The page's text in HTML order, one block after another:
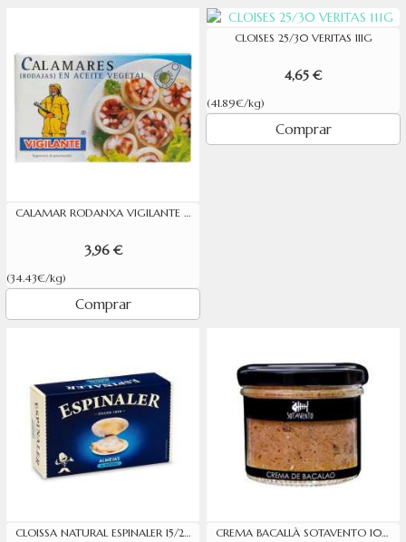
CALAMAR RODANXA VIGILANTE 115 GR
3,96 €
(34.43€/kg)
Comprar
CLOISES 25/30 VERITAS 111G
4,65 €
(41.89€/kg)
Comprar
CLOISSA NATURAL ESPINALER 15/20 P CREMA BACALLÀ SOTAVENTO 105G